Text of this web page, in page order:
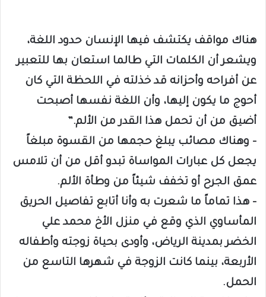
هناك مواقف يكتشف فيها الإنسان حدود اللغة،
ويشعر أن الكلمات التي طالما استعان بها للتعبير
عن أفراحه وأحزانه قد خذلته في اللحظة التي كان
أحوج ما يكون إليها، وأن اللغة نفسها أصبحت
أضيق من أن تحمل هذا القدر من الألم.”
– وهناك مصائب يبلغ حجمها من القسوة مبلغاً
يجعل كل عبارات المواساة تبدو أقل من أن تلامس
عمق الجرح أو تخفف شيئاً من وطأة الألم.
– هذا تماماً ما شعرت به وأنا أتابع تفاصيل الحريق
المأساوي الذي وقع في منزل الأخ محمد علي
الخضر بمدينة الرياض، وأودى بحياة زوجته وأطفاله
الأربعة، بينما كانت الزوجة في شهرها التاسع من
الحمل.